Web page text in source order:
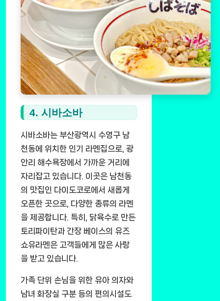
4. 시바소바
시바소바는 부산광역시 수영구 남
천동에 위치한 인기 라멘집으로, 광
안리 해수욕장에서 가까운 거리에
자리잡고 있습니다. 이곳은 남천동
의 맛집인 다이도코로에서 새롭게
오픈한 곳으로, 다양한 종류의 라멘
을 제공합니다. 특히, 닭육수로 만든
토리파이탄과 간장 베이스의 유즈
쇼유라멘은 고객들에게 많은 사랑
을 받고 있습니다.
가족 단위 손님을 위한 유아 의자와
남녀 화장실 구분 등의 편의시설도